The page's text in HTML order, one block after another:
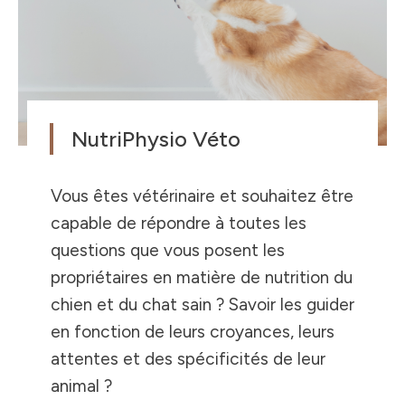
NutriPhysio Véto
Vous êtes vétérinaire et souhaitez être
capable de répondre à toutes les
questions que vous posent les
propriétaires en matière de nutrition du
chien et du chat sain ? Savoir les guider
en fonction de leurs croyances, leurs
attentes et des spécificités de leur
animal ?